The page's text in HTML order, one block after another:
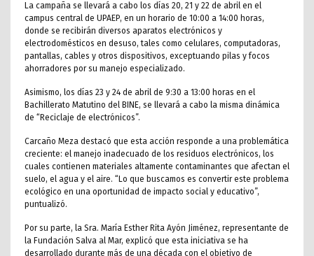
La campaña se llevará a cabo los días 20, 21 y 22 de abril en el
campus central de UPAEP, en un horario de 10:00 a 14:00 horas,
donde se recibirán diversos aparatos electrónicos y
electrodomésticos en desuso, tales como celulares, computadoras,
pantallas, cables y otros dispositivos, exceptuando pilas y focos
ahorradores por su manejo especializado.
Asimismo, los días 23 y 24 de abril de 9:30 a 13:00 horas en el
Bachillerato Matutino del BINE, se llevará a cabo la misma dinámica
de “Reciclaje de electrónicos”.
Carcaño Meza destacó que esta acción responde a una problemática
creciente: el manejo inadecuado de los residuos electrónicos, los
cuales contienen materiales altamente contaminantes que afectan el
suelo, el agua y el aire. “Lo que buscamos es convertir este problema
ecológico en una oportunidad de impacto social y educativo”,
puntualizó.
Por su parte, la Sra. María Esther Rita Ayón Jiménez, representante de
la Fundación Salva al Mar, explicó que esta iniciativa se ha
desarrollado durante más de una década con el objetivo de